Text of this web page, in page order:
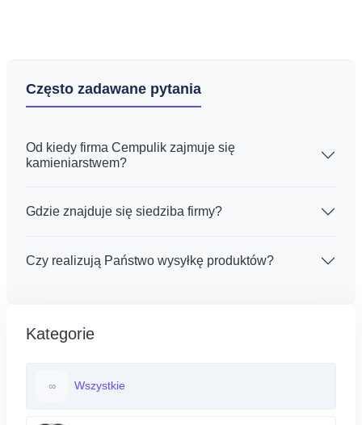
Często zadawane pytania
Od kiedy firma Cempulik zajmuje się
kamieniarstwem?
Gdzie znajduje się siedziba firmy?
Czy realizują Państwo wysyłkę produktów?
Kategorie
∞ Wszystkie